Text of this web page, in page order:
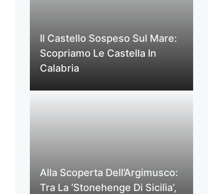
Il Castello Sospeso Sul Mare:
Scopriamo Le Castella In
Calabria
Alla Scoperta Dell’Argimusco:
Tra La ‘Stonehenge Di Sicilia’,